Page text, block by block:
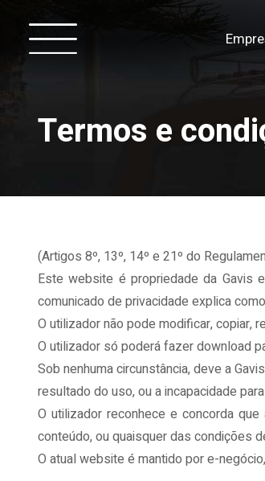
Termos e
(Artigos 8º, 13º, 14º e 21º do
Este website é propriedade da Gavis
comunicado de privacidade explica
O utilizador não pode modificar, copiar,
O utilizador só poderá fazer download
Sob nenhuma circunstância, deve a
resultado do uso, ou a incapacidade
O utilizador reconhece e concorda
conteúdo, ou quaisquer das condições
O atual website é mantido por e-